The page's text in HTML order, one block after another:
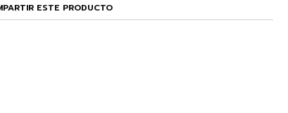
ESTE PRODUCTO